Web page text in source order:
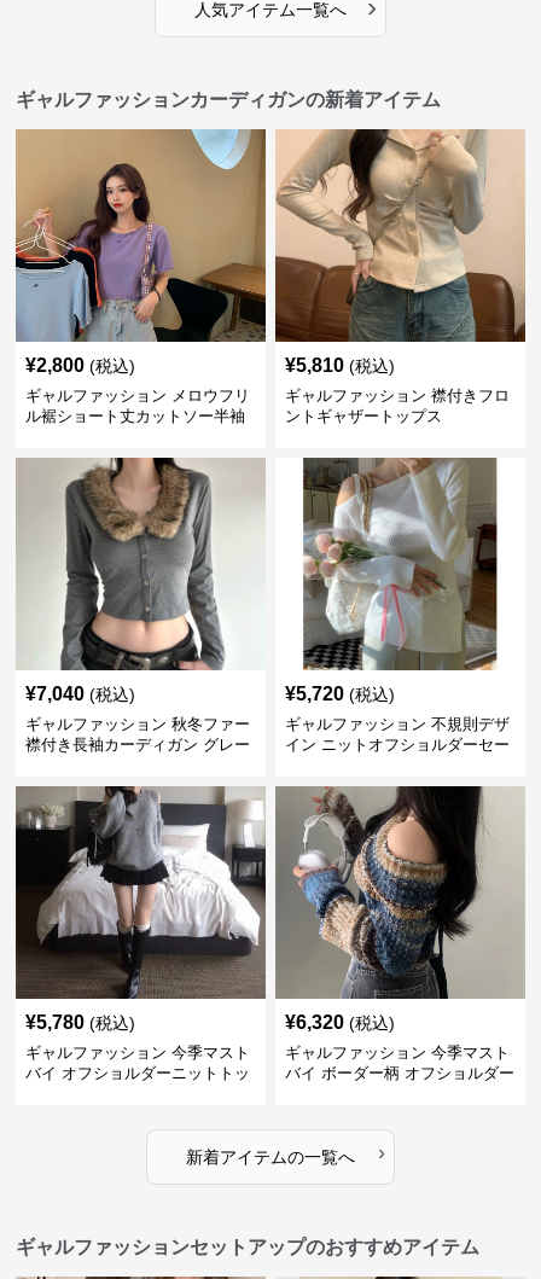
人気アイテム一覧へ ›
ギャルファッションカーディガンの新着アイテム
¥2,800 (税込)
ギャルファッション メロウフリ
ル裾ショート丈カットソー半袖
¥5,810 (税込)
ギャルファッション 襟付きフロ
ントギャザートップス
¥7,040 (税込)
ギャルファッション 秋冬ファー
襟付き長袖カーディガン グレー
¥5,720 (税込)
ギャルファッション 不規則デザ
イン ニットオフショルダーセー
¥5,780 (税込)
ギャルファッション 今季マスト
バイ オフショルダーニットトッ
¥6,320 (税込)
ギャルファッション 今季マスト
バイ ボーダー柄 オフショルダー
新着アイテムの一覧へ ›
ギャルファッションセットアップのおすすめアイテム